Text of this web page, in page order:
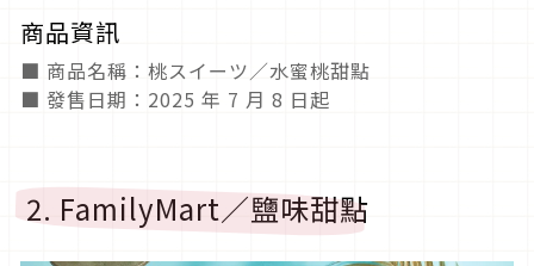
商品資訊
■ 商品名稱：桃スイーツ／水蜜桃甜點
■ 發售日期：2025 年 7 月 8 日起
2. FamilyMart／鹽味甜點